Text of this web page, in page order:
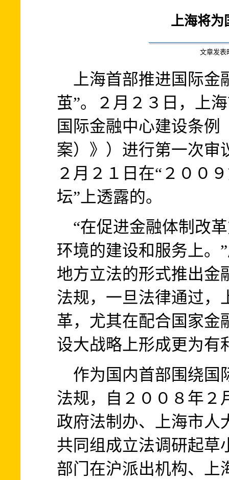
上海将为
文章发表
上海首部推进国际金
茧”。２月２３日，上
国际金融中心建设条例
案）》）进行第一次审
２月２１日在“２００
坛”上透露的。
“在促进金融体制改
环境的建设和服务上。
地方立法的形式推出金
法规，一旦法律通过，
革，尤其在配合国家金
设大战略上形成更为有
作为国内首部围绕国
法规，自２００８年２
政府法制办、上海市人
共同组成立法调研起草
部门在沪派出机构、上